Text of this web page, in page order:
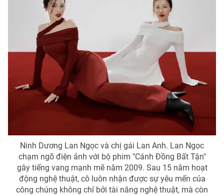
Thị trường 24h Tấm lòng Việt
Vươn mình bằng AI
VTV8
Liên hệ tòa soạn English
THỜI BÁO VTV
Ninh Dương Lan Ngọc và chị gái Lan Anh. Lan Ngọc
chạm ngõ điện ảnh với bộ phim "Cánh Đồng Bất Tận"
gây tiếng vang mạnh mẽ năm 2009. Sau 15 năm hoạt
động nghệ thuật, cô luôn nhận được sự yêu mến của
công chúng không chỉ bởi tài năng nghệ thuật, mà còn